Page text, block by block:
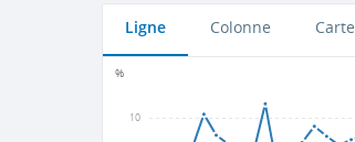
Ligne Colonne Carte
%
10